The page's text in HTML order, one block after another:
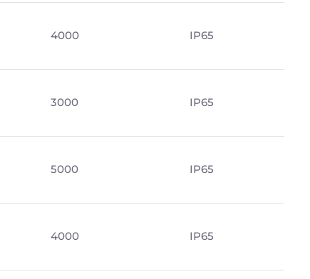
4000 IP65
3000 IP65
5000 IP65
4000 IP65